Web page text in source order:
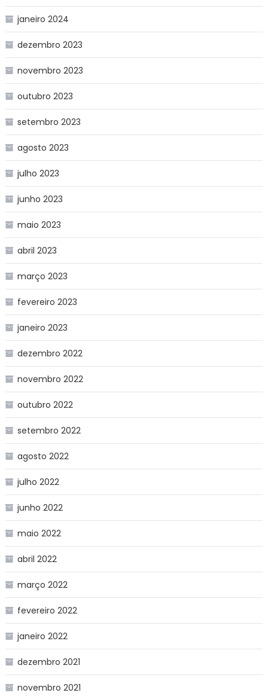
janeiro 2024
dezembro 2023
novembro 2023
outubro 2023
setembro 2023
agosto 2023
julho 2023
junho 2023
maio 2023
abril 2023
março 2023
fevereiro 2023
janeiro 2023
dezembro 2022
novembro 2022
outubro 2022
setembro 2022
agosto 2022
julho 2022
junho 2022
maio 2022
abril 2022
março 2022
fevereiro 2022
janeiro 2022
dezembro 2021
novembro 2021